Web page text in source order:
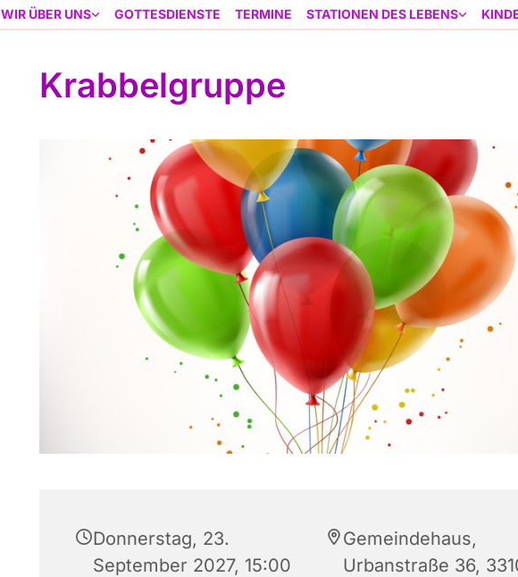
WIR ÜBER UNS GOTTESDIENSTE TERMINE STATIONEN DES LEBENS
Krabbelgruppe
Donnerstag, 23.
September 2027, 15:00
Gemeindehaus,
Urbanstraße 36,